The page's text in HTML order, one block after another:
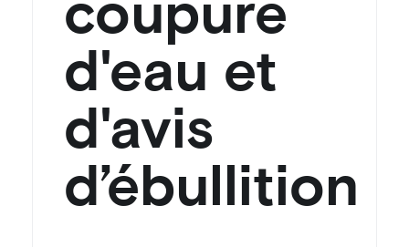
coupure
d'eau et
d'avis
d’ébullition